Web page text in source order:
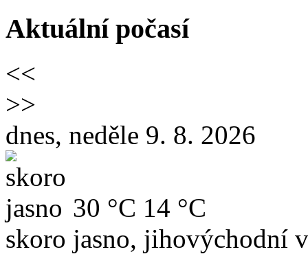
Aktuální počasí
<<
>>
dnes, neděle 9. 8. 2026
30 °C 14 °C
skoro jasno, jihovýchodní